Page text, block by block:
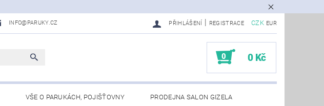
INFO@PARUKY.CZ CZK EUR
PŘIHLÁŠENÍ REGISTRACE
0 0 Kč
VŠE O PARUKÁCH, POJIŠŤOVNY PRODEJNA SALON GIZELA